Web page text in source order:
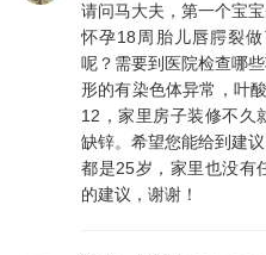
请问马大夫，第一个宝
怀孕18周胎儿唇腭裂
呢？需要到医院检查哪
形的有染色体异常，叶
12，家里房子装修不久
缺锌。希望您能给到建
都是25岁，家里也没有
的建议，谢谢！